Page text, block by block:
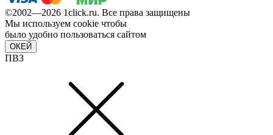
©2002—2026 1сlick.ru. Все права защищены
Мы используем cookie чтобы
было удобно пользоваться сайтом
ОКЕЙ
ПВЗ